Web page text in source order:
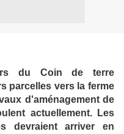
du Coin de terre
parcelles vers la ferme
d'aménagement de
actuellement. Les
devraient arriver en